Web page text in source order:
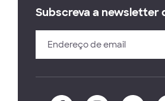
Subscreva a newsletter